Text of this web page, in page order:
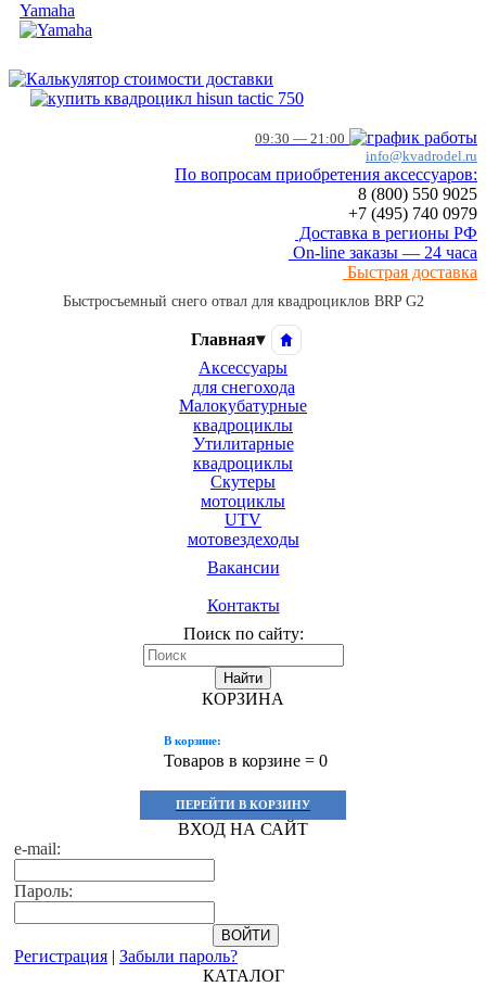
Yamaha
09:30 — 21:00
info@kvadrodel.ru
По вопросам приобретения аксессуаров:
8 (800) 550 9025
+7 (495) 740 0979
Доставка в регионы РФ
On-line заказы — 24 часа
Быстрая доставка
Быстросъемный снего отвал для квадроциклов BRP G2
Главная▾
Аксессуары
для снегохода
Малокубатурные
квадроциклы
Утилитарные
квадроциклы
Скутеры
мотоциклы
UTV
мотовездеходы
Вакансии
Контакты
Поиск по сайту:
Найти
КОРЗИНА
В корзине:
Товаров в корзине = 0
ПЕРЕЙТИ В КОРЗИНУ
ВХОД НА САЙТ
e-mail:
Пароль:
Регистрация | Забыли пароль?
КАТАЛОГ